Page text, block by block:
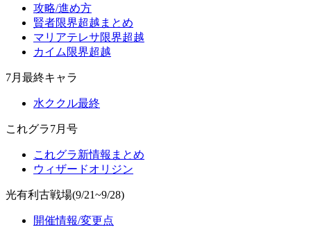
攻略/進め方
賢者限界超越まとめ
マリアテレサ限界超越
カイム限界超越
7月最終キャラ
水ククル最終
これグラ7月号
これグラ新情報まとめ
ウィザードオリジン
光有利古戦場(9/21~9/28)
開催情報/変更点